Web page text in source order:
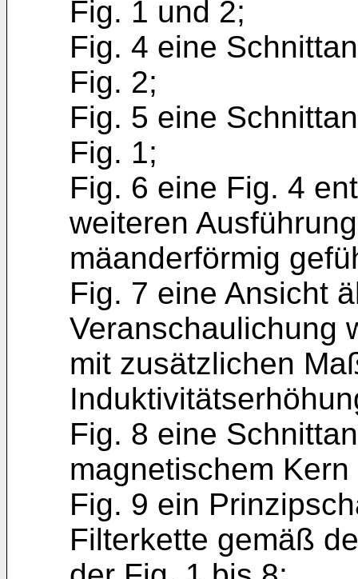
Fig. 1 und 2;
Fig. 4 eine
Fig. 2;
Fig. 5 eine
Fig. 1;
Fig. 6 eine Fig. 4
weiteren
mäanderförmig
Fig. 7 eine Ansicht
Veranschaulichung
mit zusätzlichen
Fig. 8 eine
magnetischem
Fig. 9 ein
Filterkette gemäß